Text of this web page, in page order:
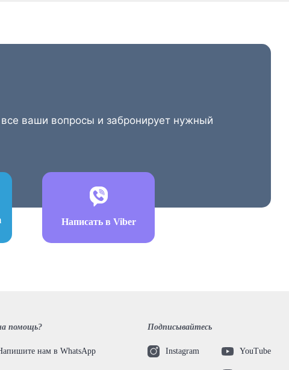
ваши вопросы и забронирует нужный
Написать в Viber
помощь?
нам в WhatsApp
Подписывайтесь
Instagram YouTube